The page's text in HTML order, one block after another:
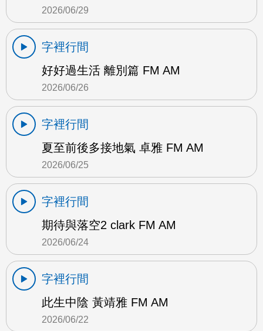
2026/06/29
字裡行間
好好過生活 離別篇 FM AM
2026/06/26
字裡行間
夏至前後多接地氣 卓雅 FM AM
2026/06/25
字裡行間
期待與落空2 clark FM AM
2026/06/24
字裡行間
此生中陰 黃靖雅 FM AM
2026/06/22